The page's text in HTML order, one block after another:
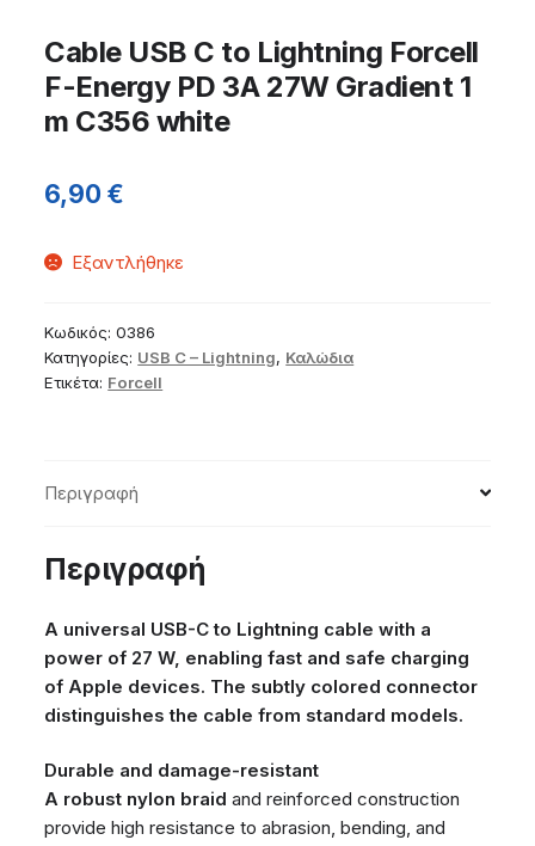
Cable USB C to Lightning Forcell
F-Energy PD 3A 27W Gradient 1
m C356 white
6,90€
Εξαντλήθηκε
Κωδικός:0386
Κατηγορίες: USB C – Lightning, Καλώδια
Ετικέτα: Forcell
Περιγραφή
Περιγραφή
A universal USB-C to Lightning cable with a
power of 27 W, enabling fast and safe charging
of Apple devices. The subtly colored connector
distinguishes the cable from standard models.
Durable and damage-resistant
A robust nylon braid and reinforced construction
provide high resistance to abrasion, bending, and